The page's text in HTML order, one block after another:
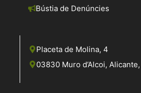
Bústia de Denúncies
Placeta de Molina, 4
03830 Muro d’Alcoi,